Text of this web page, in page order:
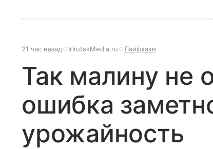
21 час назад IrkutskMedia.ru Лайфхаки
Так малину не
ошибка
урожайность